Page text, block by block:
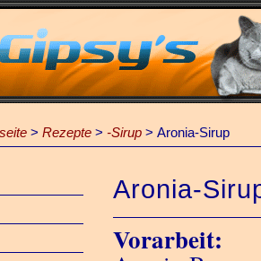
> Rezepte > -Sirup > Aronia-Sirup
Aronia-
Vorarbeit: